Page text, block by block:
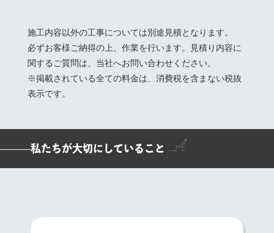
施工内容以外の工事については別途見積となります。
必ずお客様ご納得の上、作業を行います。見積り内容に
関するご質問は、当社へお問い合わせください。
※掲載されている全ての料金は、消費税を含まない税抜
表示です。
私たちが大切にしていること